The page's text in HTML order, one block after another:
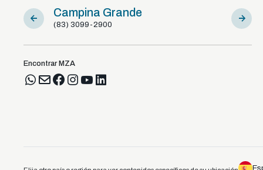
Campina Grande
(83) 3099-2900
Sousa
(83)
Encontrar MZA